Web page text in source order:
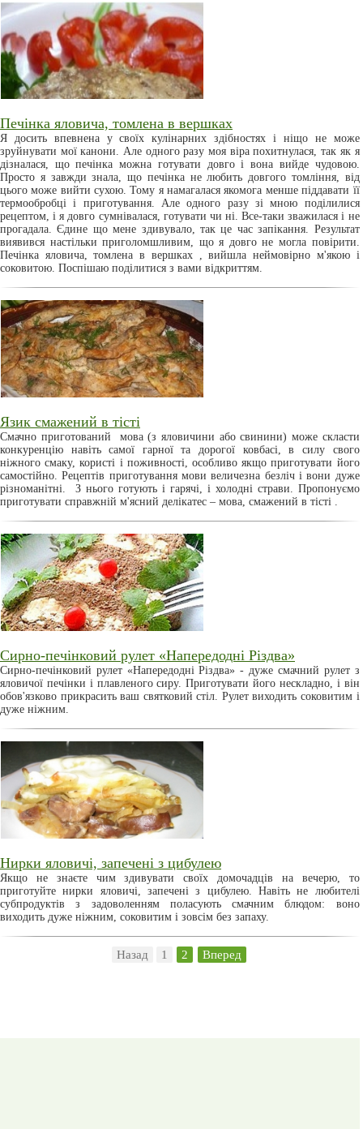
Печінка яловича, томлена в вершках
Я досить впевнена у своїх кулінарних здібностях і ніщо не може
зруйнувати мої канони. Але одного разу моя віра похитнулася, так як я
дізналася, що печінка можна готувати довго і вона вийде чудовою.
Просто я завжди знала, що печінка не любить довгого томління, від
цього може вийти сухою. Тому я намагалася якомога менше піддавати її
термообробці і приготування. Але одного разу зі мною поділилися
рецептом, і я довго сумнівалася, готувати чи ні. Все-таки зважилася і не
прогадала. Єдине що мене здивувало, так це час запікання. Результат
виявився настільки приголомшливим, що я довго не могла повірити.
Печінка яловича, томлена в вершках , вийшла неймовірно м'якою і
соковитою. Поспішаю поділитися з вами відкриттям.
Язик смажений в тісті
Смачно приготований мова (з яловичини або свинини) може скласти
конкуренцію навіть самої гарної та дорогої ковбасі, в силу свого
ніжного смаку, користі і поживності, особливо якщо приготувати його
самостійно. Рецептів приготування мови величезна безліч і вони дуже
різноманітні. З нього готують і гарячі, і холодні страви. Пропонуємо
приготувати справжній м'ясний делікатес – мова, смажений в тісті .
Сирно-печінковий рулет «Напередодні Різдва»
Сирно-печінковий рулет «Напередодні Різдва» - дуже смачний рулет з
яловичої печінки і плавленого сиру. Приготувати його нескладно, і він
обов'язково прикрасить ваш святковий стіл. Рулет виходить соковитим і
дуже ніжним.
Нирки яловичі, запечені з цибулею
Якщо не знаєте чим здивувати своїх домочадців на вечерю, то
приготуйте нирки яловичі, запечені з цибулею. Навіть не любителі
субпродуктів з задоволенням поласують смачним блюдом: воно
виходить дуже ніжним, соковитим і зовсім без запаху.
Назад 1 2 Вперед